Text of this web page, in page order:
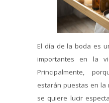
El día de la boda es
importantes en la
Principalmente,
estarán puestas en la
se quiere lucir